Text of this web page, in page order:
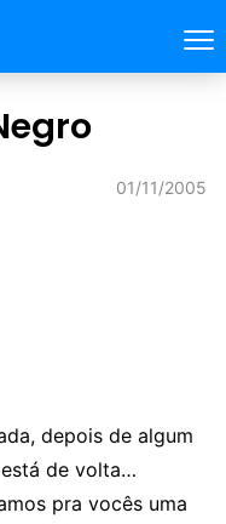
01/11/2005
depois de algum
de volta…
pra vocês uma